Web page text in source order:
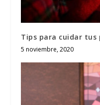
Tips para cuidar tus
5 noviembre, 2020